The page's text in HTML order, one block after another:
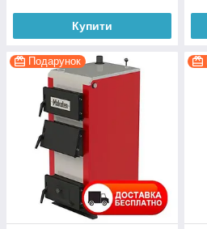
Купити
Подарунок